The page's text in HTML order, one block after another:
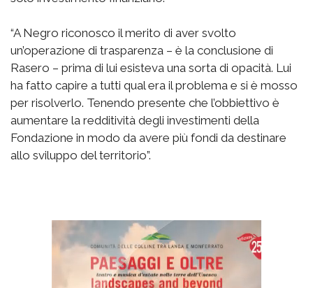
“A Negro riconosco il merito di aver svolto
un’operazione di trasparenza – è la conclusione di
Rasero – prima di lui esisteva una sorta di opacità. Lui
ha fatto capire a tutti qual era il problema e si è mosso
per risolverlo. Tenendo presente che l’obbiettivo è
aumentare la redditività degli investimenti della
Fondazione in modo da avere più fondi da destinare
allo sviluppo del territorio”.